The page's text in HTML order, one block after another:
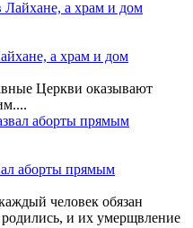
а храм и дом
Церкви оказывают
аборты прямым
человек обязан
и их умерщвление